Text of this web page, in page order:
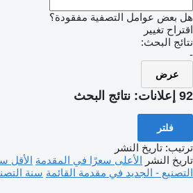
هل بعض عوامل التصفية مفقودة؟
اقتراح تغيير
نتائج البحث:
-
عرض
92 إعلانات: نتائج البحث
فلتر
ترتيب: تاريخ النشر
تاريخ النشر الأعلى سعرًا في المقدمة الأقل
التصنيع - الجديد في مقدمة القائمة سنة